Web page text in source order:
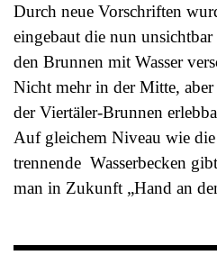
Durch neue Vorschriften
eingebaut die nun
den Brunnen mit Wasser
Nicht mehr in der Mitte,
der Viertäler-Brunnen
Auf gleichem Niveau wie
trennende Wasserbecken
man in Zukunft „Hand an